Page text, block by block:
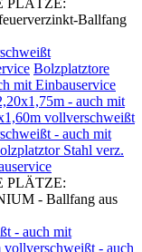
PLÄTZE:
Ballfang
Bolzplatztore
mit Einbauservice
- auch mit
vollverschweißt
- auch mit
Stahl verz.
PLÄTZE:
- Ballfang aus
- auch mit
- auch